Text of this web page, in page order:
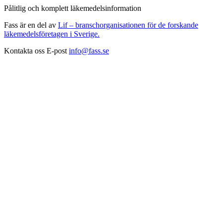
Pålitlig och komplett läkemedelsinformation
Fass är en del av Lif – branschorganisationen för de forskande
läkemedelsföretagen i Sverige.
Kontakta oss E-post info@fass.se